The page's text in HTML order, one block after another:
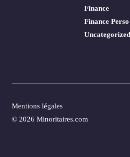
Finance
Finance Perso
Uncategorized
© 2026 Minoritaires.com
Mentions légales